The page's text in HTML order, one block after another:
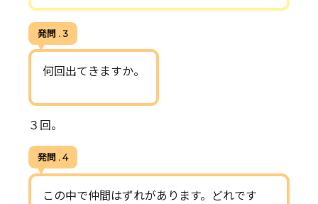
発問 . 3
何回出てきますか。
３回。
発問 . 4
この中で仲間はずれがあります。どれです